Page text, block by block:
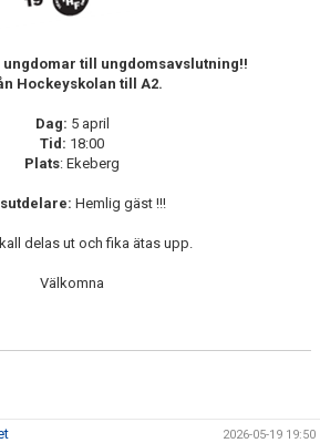
ungdomar till ungdomsavslutning!!
Hockeyskolan till A2.
Dag: 5 april
Tid: 18:00
Plats: Ekeberg
Hemlig gäst !!!
delas ut och fika ätas upp.
Välkomna
2026-05-19 19:50